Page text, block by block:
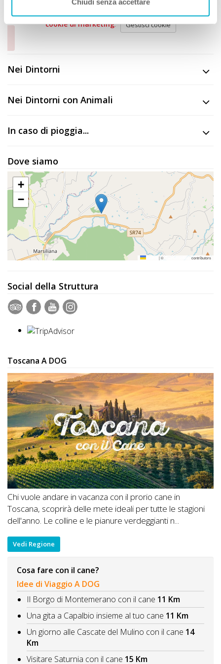
Chiudi senza accettare
cookie di marketing. Gestisci cookie
Nei Dintorni
Nei Dintorni con Animali
In caso di pioggia...
Dove siamo
+
−
|© contributors
Social della Struttura
Toscana A DOG
Chi vuole andare in vacanza con il prorio cane in
Toscana, scoprirà delle mete ideali per tutte le stagioni
dell'anno. Le colline e le pianure verdeggianti n...
Vedi Regione
Cosa fare con il cane?
Idee di Viaggio A DOG
Il Borgo di Montemerano con il cane 11 Km
Una gita a Capalbio insieme al tuo cane 11 Km
Un giorno alle Cascate del Mulino con il cane 14
Km
Visitare Saturnia con il cane 15 Km